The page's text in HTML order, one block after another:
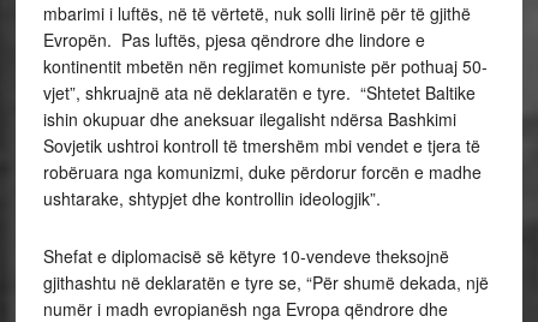
mbarimi i luftës, në të vërtetë, nuk solli lirinë për të gjithë
Evropën. Pas luftës, pjesa qëndrore dhe lindore e
kontinentit mbetën nën regjimet komuniste për pothuaj 50-
vjet”, shkruajnë ata në deklaratën e tyre. “Shtetet Baltike
ishin okupuar dhe aneksuar ilegalisht ndërsa Bashkimi
Sovjetik ushtroi kontroll të tmershëm mbi vendet e tjera të
robëruara nga komunizmi, duke përdorur forcën e madhe
ushtarake, shtypjet dhe kontrollin ideologjik”.
Shefat e diplomacisë së këtyre 10-vendeve theksojnë
gjithashtu në deklaratën e tyre se, “Për shumë dekada, një
numër i madh evropianësh nga Evropa qëndrore dhe